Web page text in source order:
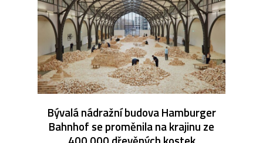
Bývalá nádražní budova Hamburger
Bahnhof se proměnila na krajinu ze